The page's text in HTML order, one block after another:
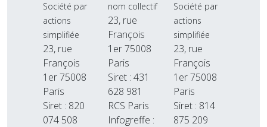
Société par
actions
simplifiée
23, rue
François
1er 75008
Paris
Siret : 820
074 508
nom collectif
23, rue
François
1er 75008
Paris
Siret : 431
628 981
RCS Paris
Infogreffe :
Société par
actions
simplifiée
23, rue
François
1er 75008
Paris
Siret : 814
875 209